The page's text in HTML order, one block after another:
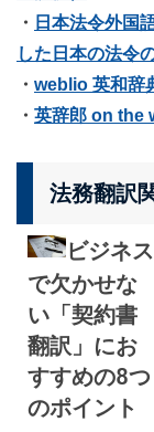
・ 日本法令外国
した日本の法令
・ weblio 英和辞
・ 英辞郎 on the
法務翻訳
ビジネス
で欠かせな
い「契約書
翻訳」にお
すすめの8つ
のポイント